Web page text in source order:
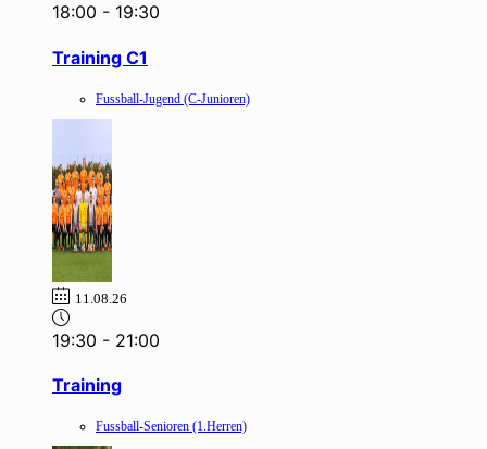
18:00 - 19:30
Training C1
Fussball-Jugend (C-Junioren)
11.08.26
19:30 - 21:00
Training
Fussball-Senioren (1.Herren)